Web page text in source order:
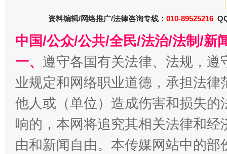
千年窑火 生生不息
资料编辑/网络推广/法律咨询专线： 010-89525216
中国/公众/公共/全民/法治/法制/新
一、 遵守各国有关法律、法规，
业规定和网络职业道德，承担法
他人或（单位）造成伤害和损失
响的，本网将追究其相关法律和
由和新闻自由。本传媒网站中的